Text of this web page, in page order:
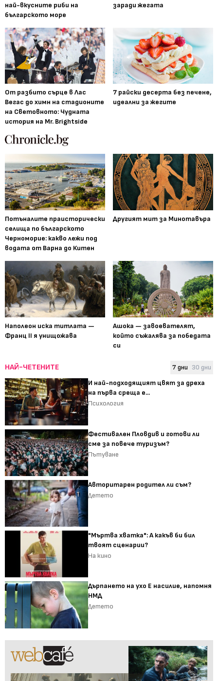
най-вкусните риби на
българското море
заради жегата
От разбито сърце в Лас
Вегас до химн на стадионите
на Световното: Чудната
история на Mr. Brightside
7 райски десерта без печене,
идеални за жегите
Потъналите праисторически
селища по българското
Черноморие: какво лежи под
водата от Варна до Китен
Другият мит за Минотавъра
Наполеон иска титлата —
Франц II я унищожава
Ашока — завоевателят,
който съжалява за победата
си
НАЙ-ЧЕТЕНИТЕ 7 дни 30 дни
И най-подходящият цвят за дреха
на първа среща е...
Психология
Фестивален Пловдив и готови ли
сме за повече туризъм?
Пътуване
Авторитарен родител ли съм?
Детето
"Мъртва хватка": А какъв би бил
твоят сценарии?
На кино
Дърпането на ухо Е насилие, напомня
НМД
Детето